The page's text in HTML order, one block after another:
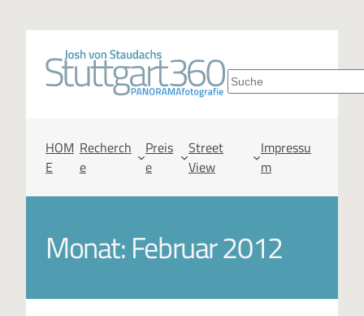
S
h
n
HOM
E
Recherch
e
Preis
e
Street
View
Impressu
m
Monat:Februar 2012